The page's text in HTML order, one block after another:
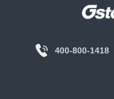
400-800-1418